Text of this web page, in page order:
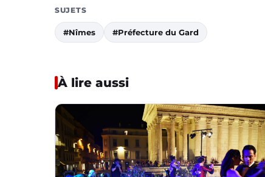
SUJETS
#Nîmes #Préfecture du Gard
À lire aussi